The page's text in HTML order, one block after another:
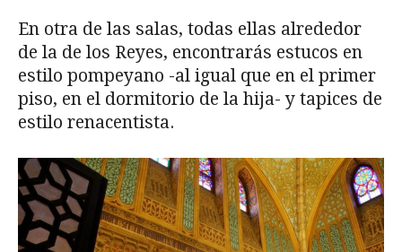
En otra de las salas, todas ellas alrededor
de la de los Reyes, encontrarás estucos en
estilo pompeyano -al igual que en el primer
piso, en el dormitorio de la hija- y tapices de
estilo renacentista.